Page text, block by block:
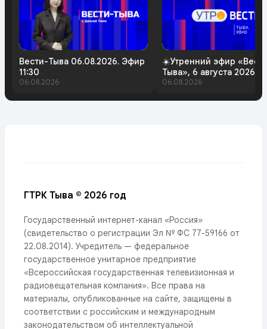
Вести-Тыва 06.08.2026. Эфир
11:30
06.08.2026
☀️Утренний эфир
Тыва», 6 августа 2026
06.08.2026
ГТРК Тыва © 2026 год
Государственный интернет-канал «Россия»
(свидетельство о регистрации Эл № ФС 77-59166 от
22.08.2014). Учредитель — федеральное
государственное унитарное предприятие
«Всероссийская государственная телевизионная и
радиовещательная компания». Все права на
материалы, опубликованные на сайте, защищены в
соответствии с российским и международным
законодательством об интеллектуальной